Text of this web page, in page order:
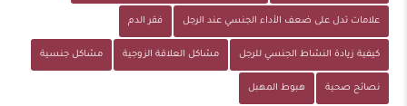
علامات تدل على ضعف الأداء الجنسي عند الرجل فقر الدم
كيفية زيادة النشاط الجنسي للرجل مشاكل العلاقة الزوجية مشاكل جنسية
نصائح صحية هبوط المهبل